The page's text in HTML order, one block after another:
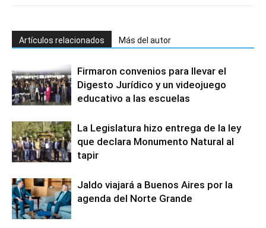
Artículos relacionados Más del autor
Firmaron convenios para llevar el
Digesto Jurídico y un videojuego
educativo a las escuelas
La Legislatura hizo entrega de la ley
que declara Monumento Natural al
tapir
Jaldo viajará a Buenos Aires por la
agenda del Norte Grande